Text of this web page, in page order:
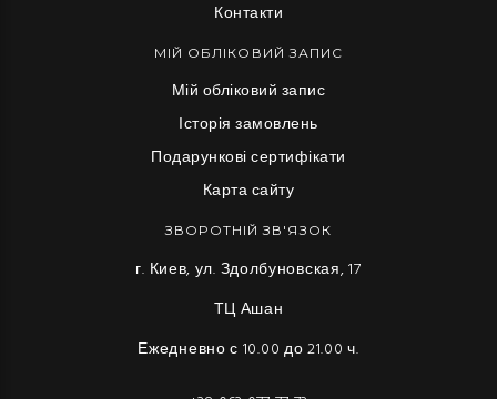
Контакти
МІЙ ОБЛІКОВИЙ ЗАПИС
Мій обліковий запис
Історія замовлень
Подарункові сертифікати
Карта сайту
ЗВОРОТНІЙ ЗВ'ЯЗОК
г. Киев, ул. Здолбуновская, 17
ТЦ Ашан
Ежедневно с 10.00 до 21.00 ч.